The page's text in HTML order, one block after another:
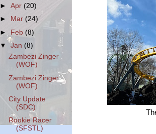
►Apr(20)
►
Mar (24)
► Feb(8)
▼Jan(8)
Zambezi Zinger
(WOF)
Zambezi Zinger
(WOF)
City Update
(SDC)
Rookie Racer
(SFSTL)